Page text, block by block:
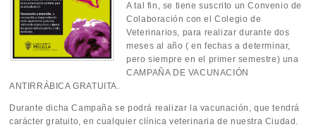
A tal fin, se tiene suscrito un Convenio de
Colaboración con el Colegio de
Veterinarios, para realizar durante dos
meses al año ( en fechas a determinar,
pero siempre en el primer semestre) una
CAMPAÑA DE VACUNACIÓN
ANTIRRÁBICA GRATUITA.
Durante dicha Campaña se podrá realizar la vacunación, que tendrá
carácter gratuito, en cualquier clínica veterinaria de nuestra Ciudad.